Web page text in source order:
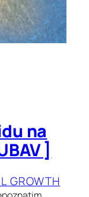
na
]
GROWTH